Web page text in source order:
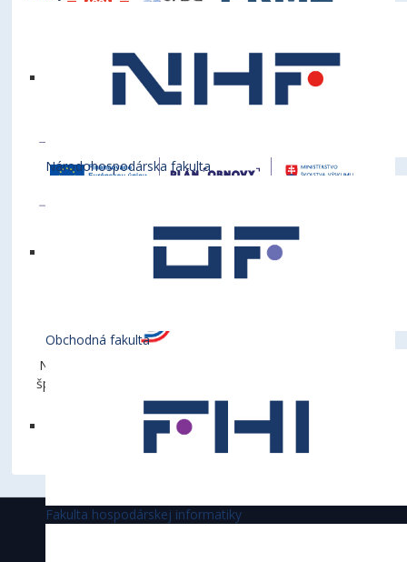
Národohospodárska fakulta
Obchodná fakulta
Fakulta hospodárskej informatiky
Názov projektu: Viacúčelová športová hala – univerzitné
športové centrum pri Ekonomickej univerzite v Bratislave
Obdobie: 1. 1. 2023 - 31.12.2023
Suma príspevku: 970 000 Eur